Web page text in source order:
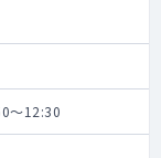
～12:30